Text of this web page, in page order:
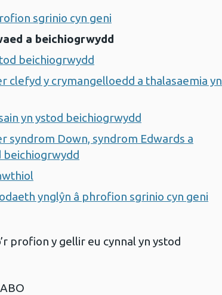
sgrinio cyn geni
a beichiogrwydd
beichiogrwydd
clefyd y crymangelloedd a thalasaemia yn
yn ystod beichiogrwydd
syndrom Down, syndrom Edwards a
beichiogrwydd
ynglŷn â phrofion sgrinio cyn geni
profion y gellir eu cynnal yn ystod